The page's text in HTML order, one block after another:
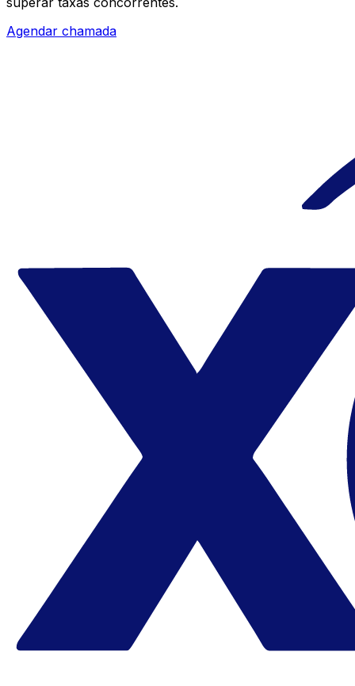
Agendar chamada